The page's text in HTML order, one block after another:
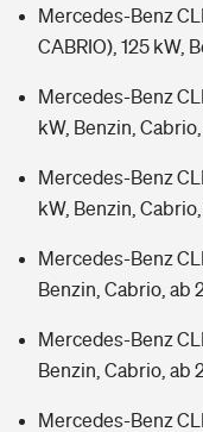
Mercedes-Benz
CABRIO), 125 kW,
Mercedes-Benz
kW, Benzin,
Mercedes-Benz
kW, Benzin,
Mercedes-Benz
Benzin, Cabrio, ab
Mercedes-Benz
Benzin, Cabrio, ab
Mercedes-Benz